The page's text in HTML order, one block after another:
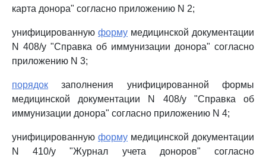
карта донора" согласно приложению N 2;
унифицированную форму медицинской документации
N 408/у "Справка об иммунизации донора" согласно
приложению N 3;
порядок заполнения унифицированной формы
медицинской документации N 408/у "Справка об
иммунизации донора" согласно приложению N 4;
унифицированную форму медицинской документации
N 410/у "Журнал учета доноров" согласно